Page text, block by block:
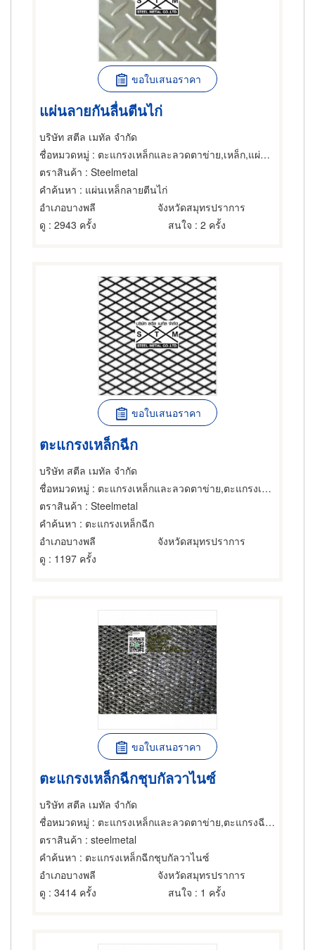
ขอใบเสนอราคา
แผ่นลายกันลื่นตีนไก่
บริษัท สตีล เมทัล จำกัด
ชื่อหมวดหมู่ : ตะแกรงเหล็กและลวดตาข่าย,เหล็ก,แผ่นอลูมิเนียม
ตราสินค้า : Steelmetal
คำค้นหา : แผ่นเหล็กลายตีนไก่
อำเภอบางพลี
จังหวัดสมุทรปราการ
ดู : 2943 ครั้ง สนใจ : 2 ครั้ง
ขอใบเสนอราคา
ตะแกรงเหล็กฉีก
บริษัท สตีล เมทัล จำกัด
ชื่อหมวดหมู่ : ตะแกรงเหล็กและลวดตาข่าย,ตะแกรงเหล็กและลวดตาข่าย,ตะแกรงฉีกหรือตะแกรงยืด
ตราสินค้า : Steelmetal
คำค้นหา : ตะแกรงเหล็กฉีก
อำเภอบางพลี
จังหวัดสมุทรปราการ
ดู : 1197 ครั้ง
ขอใบเสนอราคา
ตะแกรงเหล็กฉีกชุบกัลวาไนซ์
บริษัท สตีล เมทัล จำกัด
ชื่อหมวดหมู่ : ตะแกรงเหล็กและลวดตาข่าย,ตะแกรงฉีกหรือตะแกรงยืด,ตะแกรงเหล็กและลวดตาข่าย
ตราสินค้า : steelmetal
คำค้นหา : ตะแกรงเหล็กฉีกชุบกัลวาไนซ์
อำเภอบางพลี
จังหวัดสมุทรปราการ
ดู : 3414 ครั้ง สนใจ : 1 ครั้ง